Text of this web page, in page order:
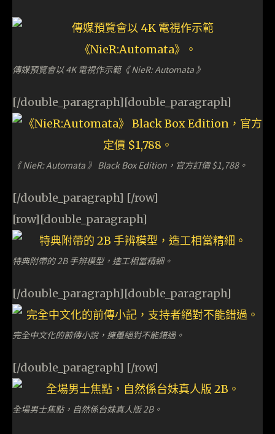
傳媒預覽會以 4K 電視作示範《 NieR: Automata 》
[/double_paragraph][double_paragraph]
《 NieR: Automata 》 Black Box Edition，官方訂價 $1,788。
[/double_paragraph] [/row]
[row][double_paragraph]
特典附帶的 2B 手辨模型，造工相當精細。
[/double_paragraph][double_paragraph]
完全中文化的前傳小說，擁躉絕對不能錯過。
[/double_paragraph] [/row]
全場男士焦點，自然係台妹真人版 2B。